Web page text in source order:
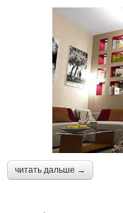
читать дальше →